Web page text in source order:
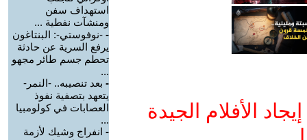
الأفلام الجيدة
استهداف سفن
ومنشآت نفطية ...
- -نوفوستي-: البنتاغون
يرفع السرية عن حادثة
تحطم جسم طائر مجهو
...
- بعد تنصيبه.. -النمر-
يتعهد بتصفية نفوذ
العصابات في كولومبيا
...
- انفراج وشيك لأزمة